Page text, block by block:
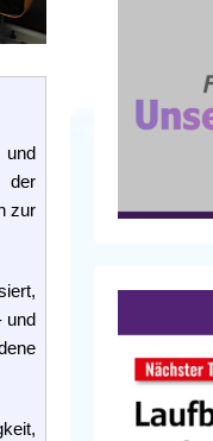
der
zur
und